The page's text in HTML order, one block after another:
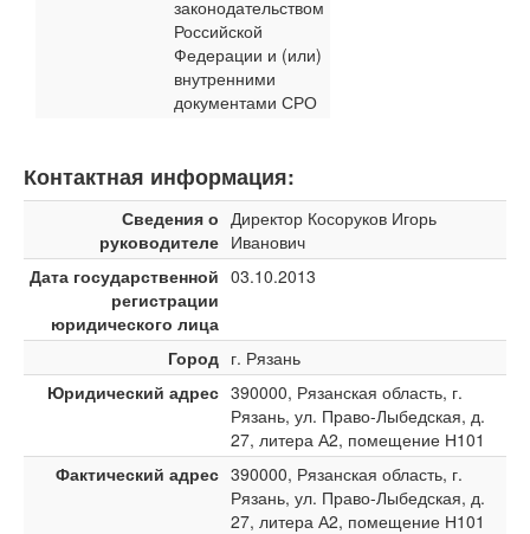
законодательством
Российской
Федерации и (или)
внутренними
документами СРО
Контактная информация:
Сведения о
руководителе
Директор Косоруков Игорь
Иванович
Дата государственной
регистрации
юридического лица
03.10.2013
Город г. Рязань
Юридический адрес 390000, Рязанская область, г.
Рязань, ул. Право-Лыбедская, д.
27, литера А2, помещение Н101
Фактический адрес 390000, Рязанская область, г.
Рязань, ул. Право-Лыбедская, д.
27, литера А2, помещение Н101